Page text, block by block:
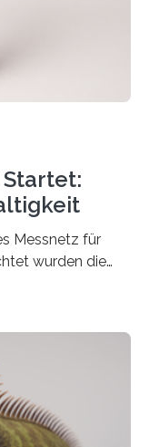
Messnetz für
wurden die
Bericht zur
Ernährung und
Oktober 2025).
sich neuerdings